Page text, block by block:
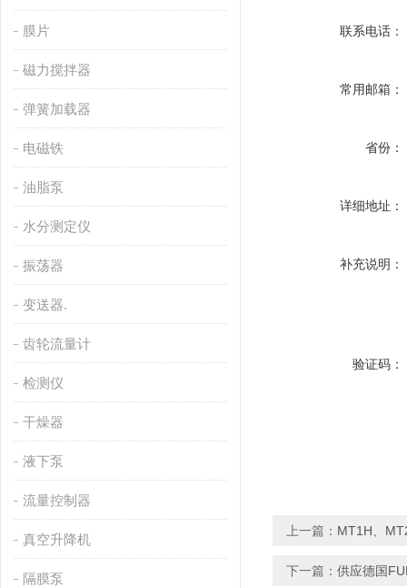
膜片
磁力搅拌器
弹簧加载器
电磁铁
油脂泵
水分测定仪
振荡器
变送器.
齿轮流量计
检测仪
干燥器
液下泵
流量控制器
真空升降机
隔膜泵
联系电话：
常用邮箱：
省份：
详细地址：
补充说明：
验证码：
上一篇： MT1H、
下一篇： 供应德国